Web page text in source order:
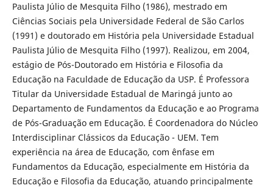
Paulista Júlio de Mesquita Filho (1986), mestrado em
Ciências Sociais pela Universidade Federal de São Carlos
(1991) e doutorado em História pela Universidade Estadual
Paulista Júlio de Mesquita Filho (1997). Realizou, em 2004,
estágio de Pós-Doutorado em História e Filosofia da
Educação na Faculdade de Educação da USP. É Professora
Titular da Universidade Estadual de Maringá junto ao
Departamento de Fundamentos da Educação e ao Programa
de Pós-Graduação em Educação. É Coordenadora do Núcleo
Interdisciplinar Clássicos da Educação - UEM. Tem
experiência na área de Educação, com ênfase em
Fundamentos da Educação, especialmente em História da
Educação e Filosofia da Educação, atuando principalmente